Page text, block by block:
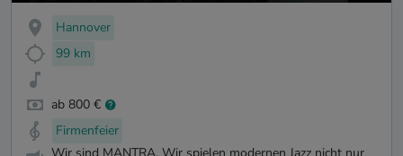
Hannover
99 km
ab 800 €
Firmenfeier